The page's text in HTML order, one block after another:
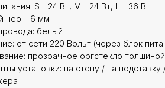
S - 24 Вт, M - 24 Вт, L - 36 Вт
неон: 6 мм
белый
от сети 220 Вольт (через блок
прозрачное оргстекло
установки: на стену / на